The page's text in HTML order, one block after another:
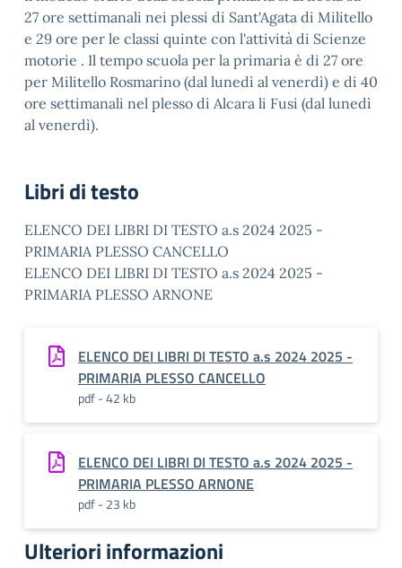
27 ore settimanali nei plessi di Sant'Agata di Militello
e 29 ore per le classi quinte con l'attività di Scienze
motorie . Il tempo scuola per la primaria è di 27 ore
per Militello Rosmarino (dal lunedì al venerdì) e di 40
ore settimanali nel plesso di Alcara li Fusi (dal lunedì
al venerdì).
Libri di testo
ELENCO DEI LIBRI DI TESTO a.s 2024 2025 -
PRIMARIA PLESSO CANCELLO
ELENCO DEI LIBRI DI TESTO a.s 2024 2025 -
PRIMARIA PLESSO ARNONE
ELENCO DEI LIBRI DI TESTO a.s 2024 2025 -
PRIMARIA PLESSO CANCELLO
pdf - 42 kb
ELENCO DEI LIBRI DI TESTO a.s 2024 2025 -
PRIMARIA PLESSO ARNONE
pdf - 23 kb
Ulteriori informazioni